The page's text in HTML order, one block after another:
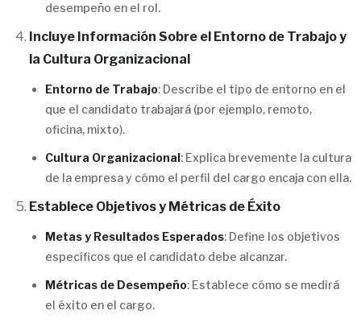
desempeño en el rol.
Incluye Información Sobre el Entorno de Trabajo y
la Cultura Organizacional
Entorno de Trabajo: Describe el tipo de entorno en el
que el candidato trabajará (por ejemplo, remoto,
oficina, mixto).
Cultura Organizacional: Explica brevemente la cultura
de la empresa y cómo el perfil del cargo encaja con ella.
Establece Objetivos y Métricas de Éxito
Metas y Resultados Esperados: Define los objetivos
específicos que el candidato debe alcanzar.
Métricas de Desempeño: Establece cómo se medirá
el éxito en el cargo.